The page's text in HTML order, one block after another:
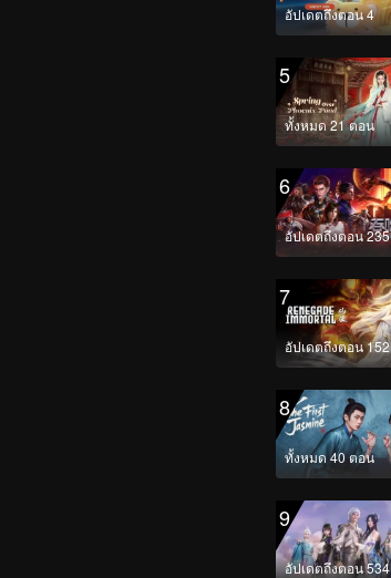
อัปเดตถึงตอน 4
5
ทั้งหมด 21 ตอน
6
อัปเดตถึงตอน 235
7
อัปเดตถึงตอน 152
8
ทั้งหมด 40 ตอน
9
อัปเดตถึงตอน 534